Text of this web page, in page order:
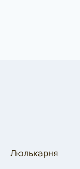
Люлькарня